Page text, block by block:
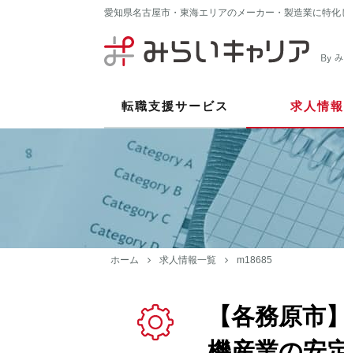
愛知県名古屋市・東海エリアのメーカー・製造業に特化
転職支援サービス 求人情報
ホーム 求人情報一覧 m18685
【各務原